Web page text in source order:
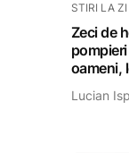
STIRI LA ZI
Zeci de
oameni,
Lucian